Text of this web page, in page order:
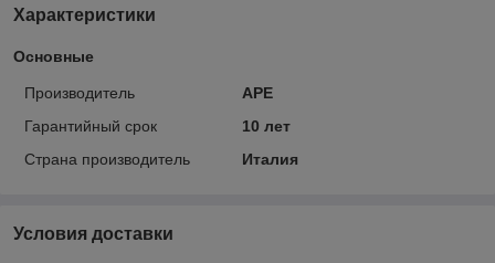
Характеристики
Основные
Производитель
APE
Гарантийный срок
10 лет
Страна производитель
Италия
Условия доставки